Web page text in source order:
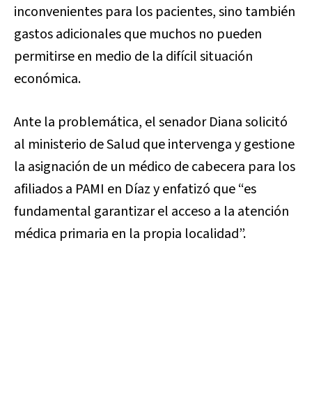
inconvenientes para los pacientes, sino también
gastos adicionales que muchos no pueden
permitirse en medio de la difícil situación
económica.
Ante la problemática, el senador Diana solicitó
al ministerio de Salud que intervenga y gestione
la asignación de un médico de cabecera para los
afiliados a PAMI en Díaz y enfatizó que “es
fundamental garantizar el acceso a la atención
médica primaria en la propia localidad”.